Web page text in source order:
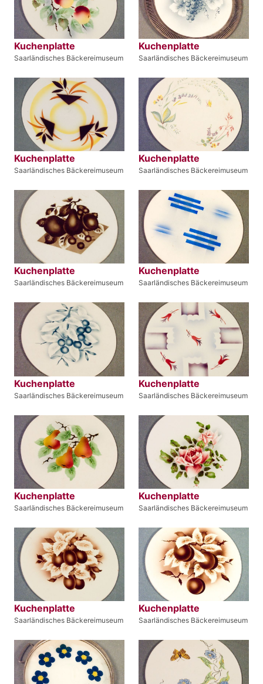
Kuchenplatte
Saarländisches Bäckereimuseum
Kuchenplatte
Saarländisches Bäckereimuseum
Kuchenplatte
Saarländisches Bäckereimuseum
Kuchenplatte
Saarländisches Bäckereimuseum
Kuchenplatte
Saarländisches Bäckereimuseum
Kuchenplatte
Saarländisches Bäckereimuseum
Kuchenplatte
Saarländisches Bäckereimuseum
Kuchenplatte
Saarländisches Bäckereimuseum
Kuchenplatte
Saarländisches Bäckereimuseum
Kuchenplatte
Saarländisches Bäckereimuseum
Kuchenplatte
Saarländisches Bäckereimuseum
Kuchenplatte
Saarländisches Bäckereimuseum